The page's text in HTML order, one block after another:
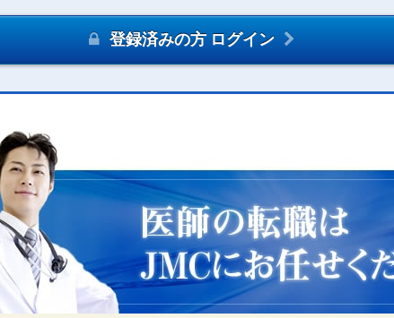
登録済みの方 ログイン